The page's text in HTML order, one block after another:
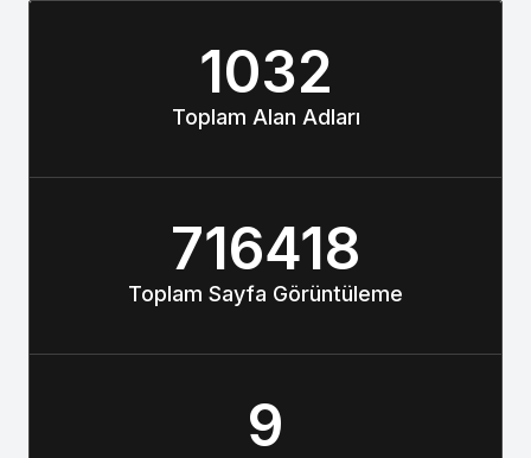
1032
Toplam Alan Adları
716418
Toplam Sayfa Görüntüleme
9